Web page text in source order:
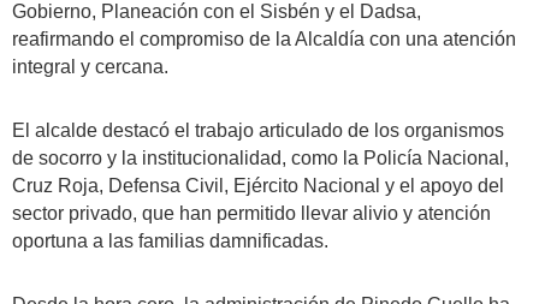
Gobierno, Planeación con el Sisbén y el Dadsa,
reafirmando el compromiso de la Alcaldía con una atención
integral y cercana.
El alcalde destacó el trabajo articulado de los organismos
de socorro y la institucionalidad, como la Policía Nacional,
Cruz Roja, Defensa Civil, Ejército Nacional y el apoyo del
sector privado, que han permitido llevar alivio y atención
oportuna a las familias damnificadas.